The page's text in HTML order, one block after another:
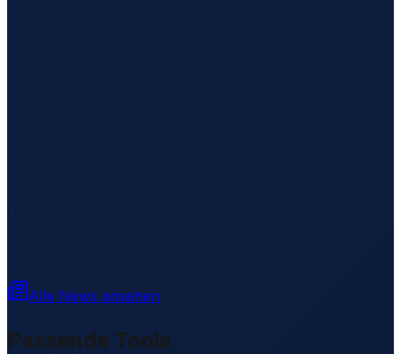
Alle News ansehen
Passende Tools